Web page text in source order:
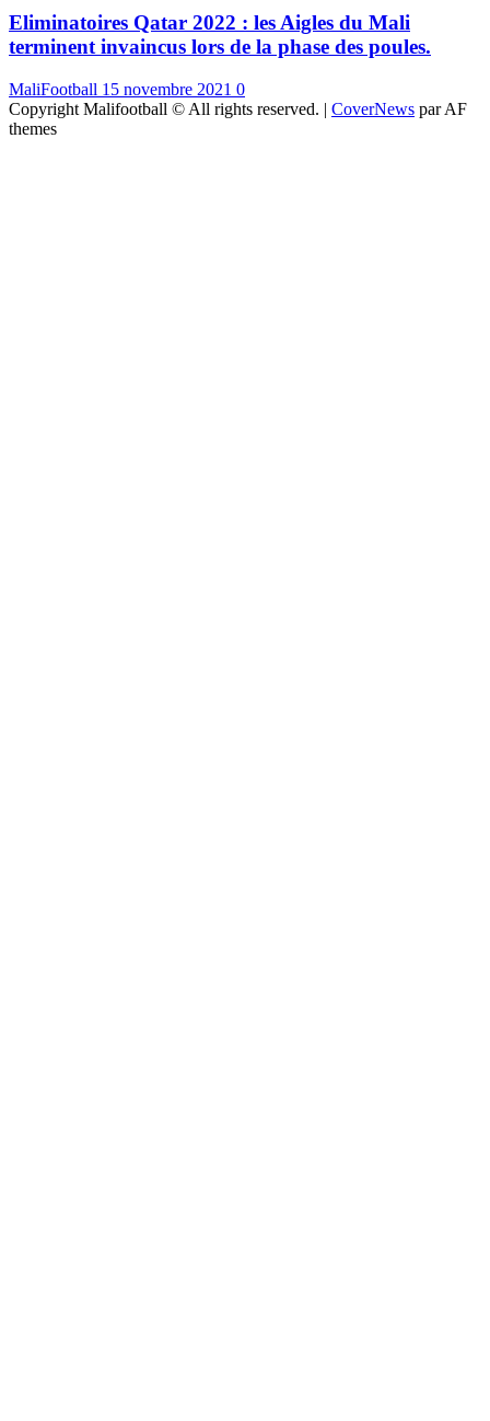
Eliminatoires Qatar 2022 : les Aigles du Mali
terminent invaincus lors de la phase des poules.
MaliFootball 15 novembre 2021 0
Copyright Malifootball © All rights reserved. | CoverNews par AF
themes